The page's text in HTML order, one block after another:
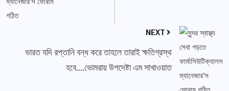
NEXT
ভারত যদি রপ্তানি বন্ধ করে তাহলে তারাই ক্ষতিগ্রস্থ
হবে….ভোমরায় উপদেষ্টা এম সাখাওয়াত